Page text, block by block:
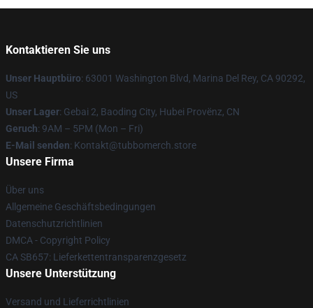
Kontaktieren Sie uns
Unser Hauptbüro: 63001 Washington Blvd, Marina Del Rey, CA 90292,
US
Unser Lager: Gebai 2, Baoding City, Hubei Provënz, CN
Geruch: 9AM – 5PM (Mon – Fri)
E-Mail senden: Kontakt@tubbomerch.store
Unsere Firma
Über uns
Allgemeine Geschäftsbedingungen
Datenschutzrichtlinien
DMCA - Copyright Policy
CA SB657: Lieferkettentransparenzgesetz
Unsere Unterstützung
Versand und Lieferrichtlinien